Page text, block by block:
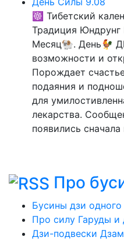
☸ Тибетский
Традиция Юндрунг
Месяц🐏. День🐓
возможности и
Порождает
подаяния и
для
лекарства.
появились
Про
Бусины дзи
Про силу Гаруды и
Дзи-подвески